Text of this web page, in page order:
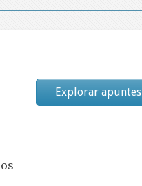
Explorar apuntes